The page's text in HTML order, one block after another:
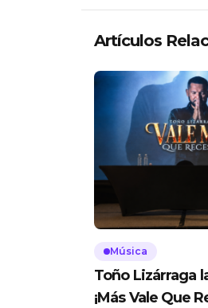
Artículos
Música
Toño Lizárraga
¡Más Vale Que